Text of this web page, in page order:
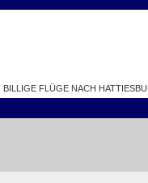
BILLIGE FLÜGE NACH